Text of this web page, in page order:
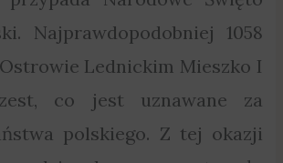
Najprawdopodobniej 1058
Lednickim Mieszko I
co jest uznawane za
polskiego. Z tej okazji